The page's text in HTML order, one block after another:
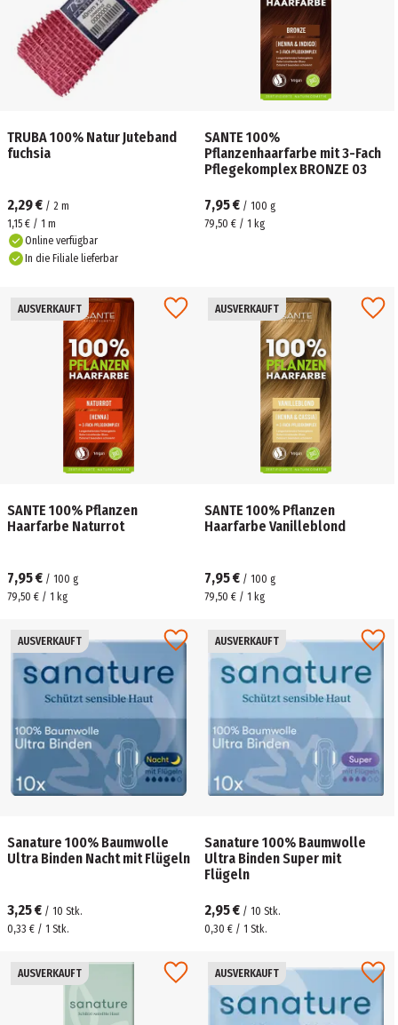
TRUBA 100% Natur Juteband
fuchsia
2,29 € / 2 m
1,15 € / 1 m
Online verfügbar
In die Filiale lieferbar
SANTE 100%
Pflanzenhaarfarbe mit 3-Fach
Pflegekomplex BRONZE 03
7,95 € / 100 g
79,50 € / 1 kg
AUSVERKAUFT
SANTE 100% Pflanzen
Haarfarbe Naturrot
7,95 € / 100 g
79,50 € / 1 kg
AUSVERKAUFT
SANTE 100% Pflanzen
Haarfarbe Vanilleblond
7,95 € / 100 g
79,50 € / 1 kg
AUSVERKAUFT
Sanature 100% Baumwolle
Ultra Binden Nacht mit Flügeln
3,25 € / 10 Stk.
0,33 € / 1 Stk.
AUSVERKAUFT
Sanature 100% Baumwolle
Ultra Binden Super mit
Flügeln
2,95 € / 10 Stk.
0,30 € / 1 Stk.
AUSVERKAUFT AUSVERKAUFT